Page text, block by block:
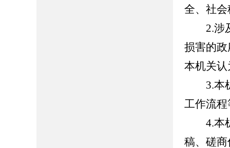
全、社
2.涉及
损害的
本机关
3.本机
工作流
4.本机
稿、磋